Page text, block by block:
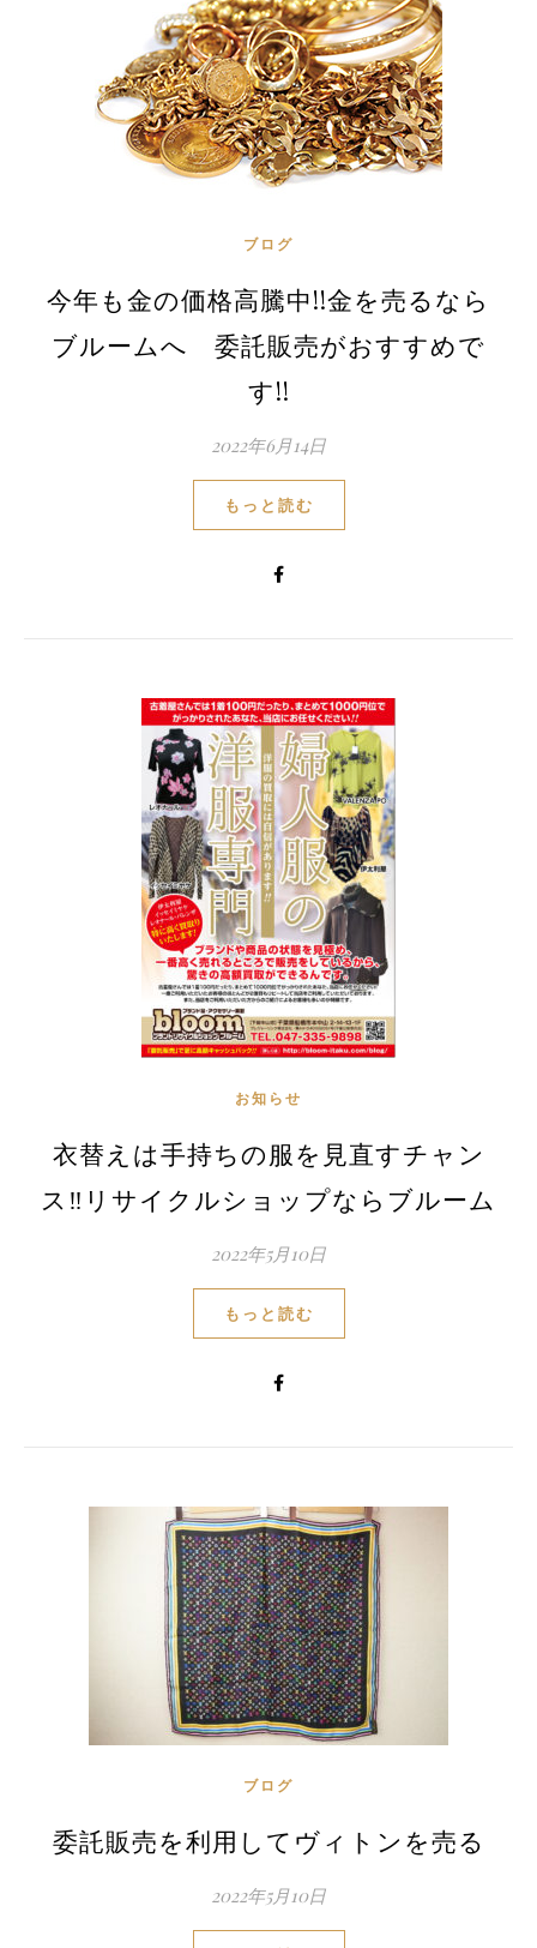
ブログ
今年も金の価格高騰中!!金を売るなら
ブルームへ 委託販売がおすすめで
す!!
2022年6月14日
もっと読む
お知らせ
衣替えは手持ちの服を見直すチャン
ス‼リサイクルショップならブルーム
2022年5月10日
もっと読む
ブログ
委託販売を利用してヴィトンを売る
2022年5月10日